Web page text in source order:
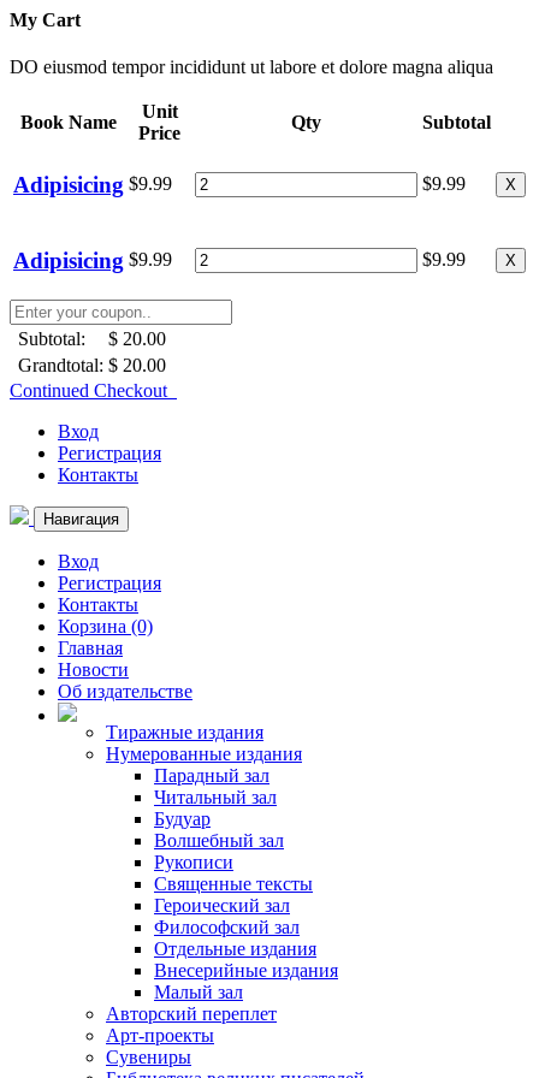
My Cart
DO eiusmod tempor incididunt ut labore et dolore magna aliqua
Book Name
Unit
Price
Qty Subtotal
Adipisicing $9.99 $9.99 X
Adipisicing $9.99 $9.99 X
Subtotal:
$ 20.00
Grandtotal: $ 20.00
Continued Checkout
Вход
Регистрация
Контакты
Навигация
Вход
Регистрация
Контакты
Корзина (0)
Главная
Новости
Об издательстве
Тиражные издания
Нумерованные издания
Парадный зал
Читальный зал
Будуар
Волшебный зал
Рукописи
Священные тексты
Героический зал
Философский зал
Отдельные издания
Внесерийные издания
Малый зал
Авторский переплет
Арт-проекты
Сувениры